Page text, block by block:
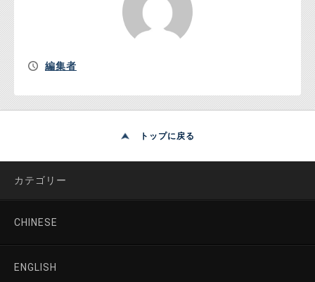
編集者
トップに戻る
カテゴリー
CHINESE
ENGLISH